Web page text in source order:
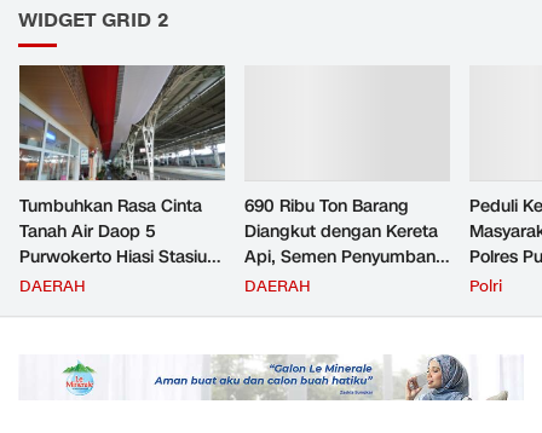
WIDGET GRID 2
Tumbuhkan Rasa Cinta
Tanah Air Daop 5
Purwokerto Hiasi Stasiun
dengan Ornamen
DAERAH
690 Ribu Ton Barang
Diangkut dengan Kereta
Api, Semen Penyumbang
Volume Terbesar
Semester 1 Tahun 2026
DAERAH
Peduli
Polres
Jemput
Polri